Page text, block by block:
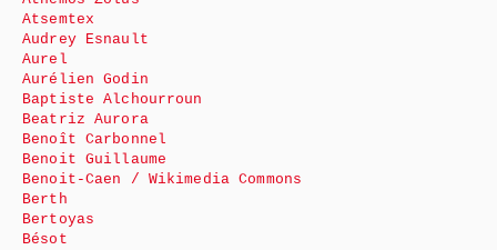
Atsemtex
Audrey Esnault
Aurel
Aurélien Godin
Baptiste Alchourroun
Beatriz Aurora
Benoît Carbonnel
Benoit Guillaume
Benoit-Caen / Wikimedia Commons
Berth
Bertoyas
Bésot